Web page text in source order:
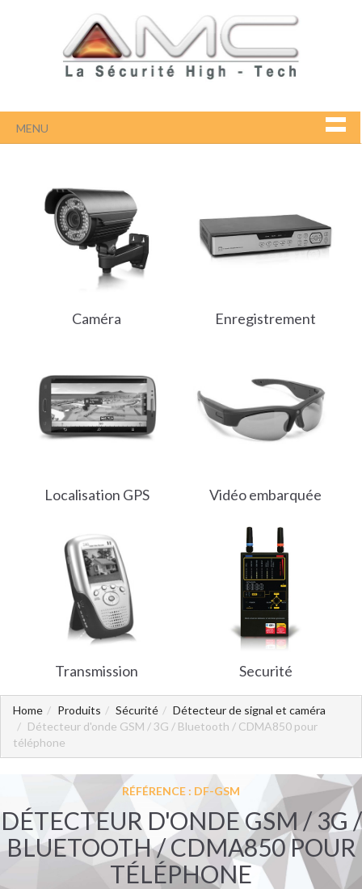
MENU
Caméra Enregistrement
Localisation GPS Vidéo embarquée
Transmission Securité
Home Produits Sécurité
Détecteur de signal et caméra
Détecteur d'onde GSM / 3G / Bluetooth / CDMA850 pour
téléphone
RÉFÉRENCE : DF-GSM
DÉTECTEUR D'ONDE GSM / 3G /
BLUETOOTH / CDMA850 POUR
TÉLÉPHONE